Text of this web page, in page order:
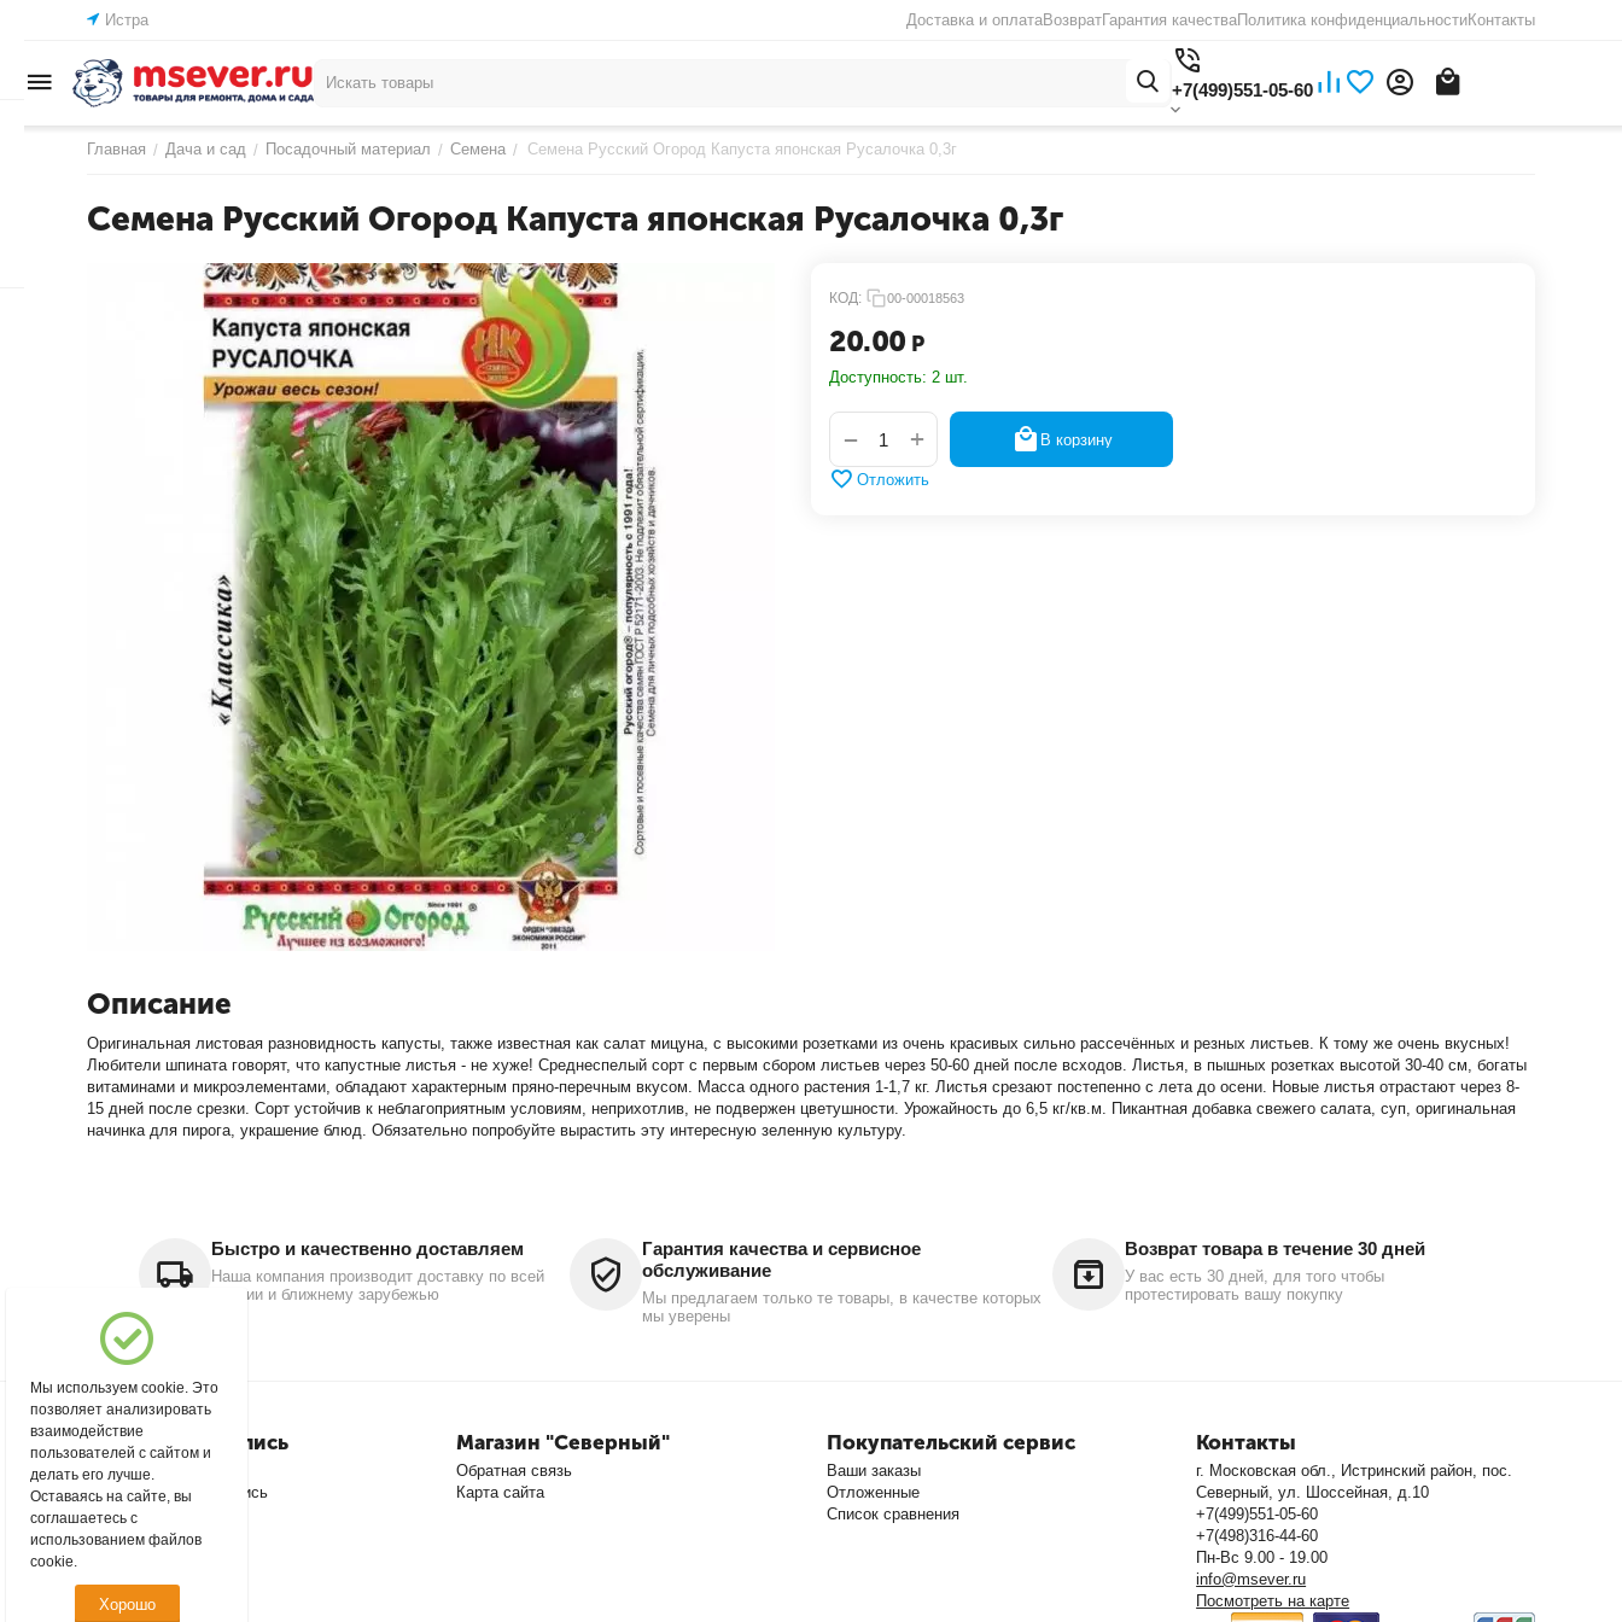
Истра Доставка и оплатаВозвратГарантия качестваПолитика конфиденциальностиКонтакты
+7(499)551-05-60
Главная / Дача и сад / Посадочный материал / Семена / Семена Русский Огород Капуста японская Русалочка 0,3г
Семена Русский Огород Капуста японская Русалочка 0,3г
КОД: 00-00018563
20.00 Р
Доступность: 2 шт.
+
− В корзину
Отложить
Описание
Оригинальная листовая разновидность капусты, также известная как салат мицуна, с высокими розетками из очень красивых сильно рассечённых и резных листьев. К тому же очень вкусных!
Любители шпината говорят, что капустные листья - не хуже! Среднеспелый сорт с первым сбором листьев через 50-60 дней после всходов. Листья, в пышных розетках высотой 30-40 см, богаты
витаминами и микроэлементами, обладают характерным пряно-перечным вкусом. Масса одного растения 1-1,7 кг. Листья срезают постепенно с лета до осени. Новые листья отрастают через 8-
15 дней после срезки. Сорт устойчив к неблагоприятным условиям, неприхотлив, не подвержен цветушности. Урожайность до 6,5 кг/кв.м. Пикантная добавка свежего салата, суп, оригинальная
начинка для пирога, украшение блюд. Обязательно попробуйте вырастить эту интересную зеленную культуру.
Быстро и качественно доставляем
Наша компания производит доставку по всей
России и ближнему зарубежью
Гарантия качества и сервисное
обслуживание
Мы предлагаем только те товары, в качестве которых
мы уверены
Возврат товара в течение 30 дней
У вас есть 30 дней, для того чтобы
протестировать вашу покупку
Моя учетная запись
Войти
Создать учетную запись
Магазин "Северный"
Обратная связь
Карта сайта
Покупательский сервис
Ваши заказы
Отложенные
Список сравнения
Контакты
г. Московская обл., Истринский район, пос.
Северный, ул. Шоссейная, д.10
+7(499)551-05-60
+7(498)316-44-60
Пн-Вс 9.00 - 19.00
info@msever.ru
Посмотреть на карте
Мы используем cookie. Это
позволяет анализировать
взаимодействие
пользователей с сайтом и
делать его лучше.
Оставаясь на сайте, вы
соглашаетесь с
использованием файлов
cookie.
Хорошо